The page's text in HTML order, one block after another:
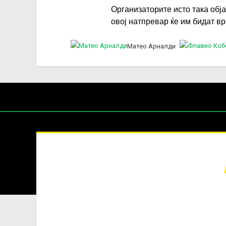
Организаторите исто така
овој натпревар ќе им бидат
Матео Арналди
За секоја форма на распространување,